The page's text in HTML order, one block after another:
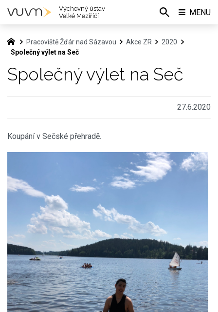
Pracoviště Žďár nad Sázavou Akce ZR
2020
Společný výlet na Seč
Společný výlet na Seč
27.6.2020
Koupání v Sečské přehradě.
Výchovný ústav
Velké Meziříčí
MENU